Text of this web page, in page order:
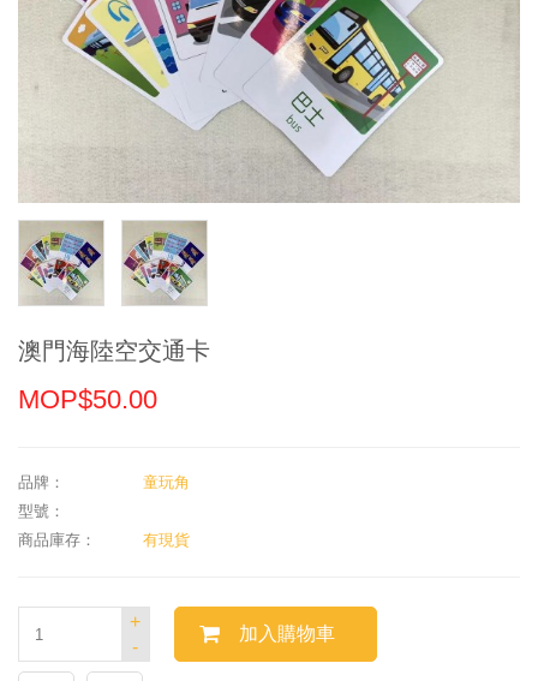
澳門海陸空交通卡
MOP$50.00
品牌：
童玩角
型號：
商品庫存：
有現貨
-
+
加入購物車